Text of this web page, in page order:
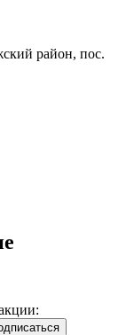
район, пос.